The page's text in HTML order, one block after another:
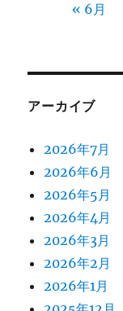
« 6月
アーカイブ
2026年7月
2026年6月
2026年5月
2026年4月
2026年3月
2026年2月
2026年1月